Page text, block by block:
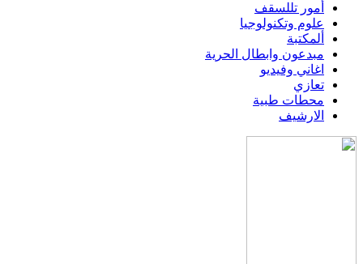
أمور تللسقف
علوم وتكنولوجيا
ألمكتبة
مبدعون وابطال الحرية
اغاني وفيديو
تعازي
محطات طبية
الارشيف